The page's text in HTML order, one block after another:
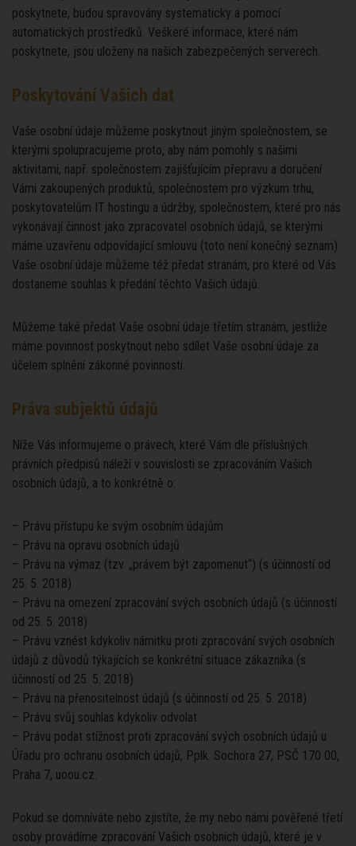
poskytnete, budou spravovány systematicky a pomocí
automatických prostředků. Veškeré informace, které nám
poskytnete, jsou uloženy na našich zabezpečených serverech.
Poskytování Vašich dat
Vaše osobní údaje můžeme poskytnout jiným společnostem, se
kterými spolupracujeme proto, aby nám pomohly s našimi
aktivitami, např. společnostem zajišťujícím přepravu a doručení
Vámi zakoupených produktů, společnostem pro výzkum trhu,
poskytovatelům IT hostingu a údržby, společnostem, které pro nás
vykonávají činnost jako zpracovatel osobních údajů, se kterými
máme uzavřenu odpovídající smlouvu (toto není konečný seznam).
Vaše osobní údaje můžeme též předat stranám, pro které od Vás
dostaneme souhlas k předání těchto Vašich údajů.
Můžeme také předat Vaše osobní údaje třetím stranám, jestliže
máme povinnost poskytnout nebo sdílet Vaše osobní údaje za
účelem splnění zákonné povinnosti.
Práva subjektů údajů
Níže Vás informujeme o právech, které Vám dle příslušných
právních předpisů náleží v souvislosti se zpracováním Vašich
osobních údajů, a to konkrétně o:
– Právu přístupu ke svým osobním údajům
– Právu na opravu osobních údajů
– Právu na výmaz (tzv. „právem být zapomenut“) (s účinností od
25. 5. 2018)
– Právu na omezení zpracování svých osobních údajů (s účinností
od 25. 5. 2018)
– Právu vznést kdykoliv námitku proti zpracování svých osobních
údajů z důvodů týkajících se konkrétní situace zákazníka (s
účinností od 25. 5. 2018)
– Právu na přenositelnost údajů (s účinností od 25. 5. 2018)
– Právu svůj souhlas kdykoliv odvolat
– Právu podat stížnost proti zpracování svých osobních údajů u
Úřadu pro ochranu osobních údajů, Pplk. Sochora 27, PSČ 170 00,
Praha 7, uoou.cz.
Pokud se domníváte nebo zjistíte, že my nebo námi pověřené třetí
osoby provádíme zpracování Vašich osobních údajů, které je v